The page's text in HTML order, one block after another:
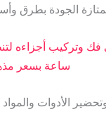
الجودة بطرق
وتركيب أجزاءه
ساعة بسعر
الأدوات والمواد